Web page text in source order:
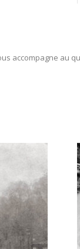
accompagne au